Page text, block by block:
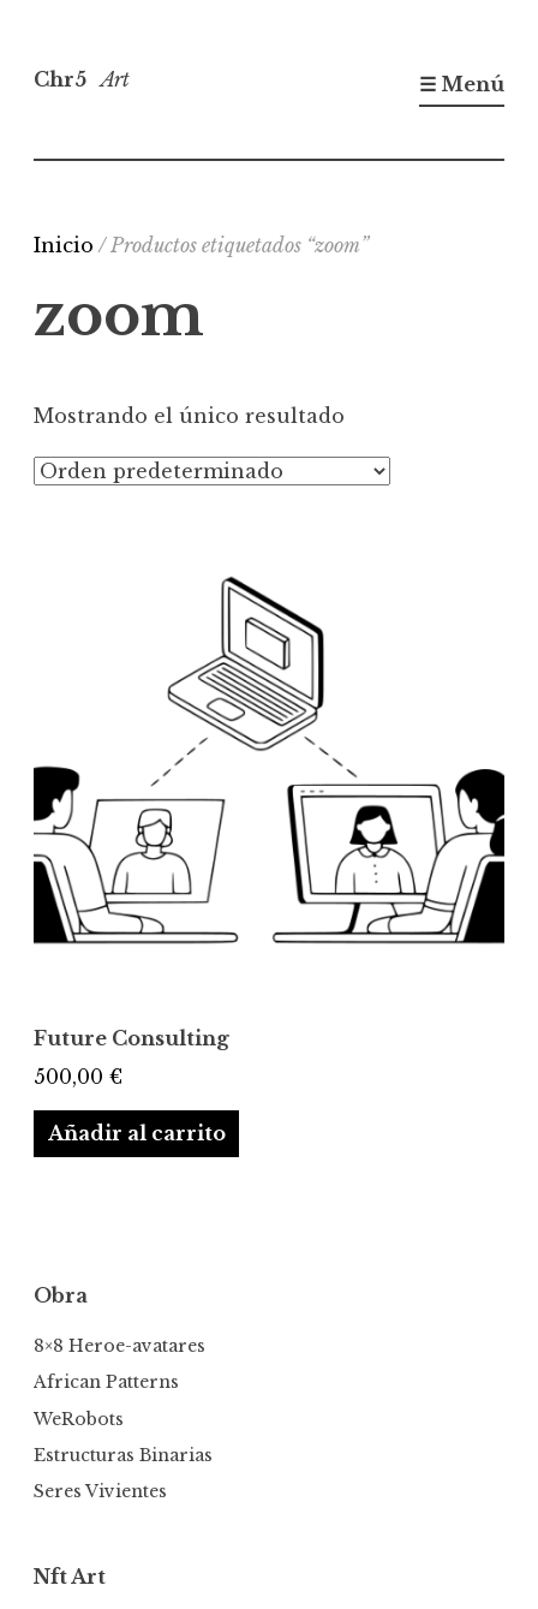
al
Chr5 Art ☰ Menú
Inicio / Productos etiquetados “zoom”
zoom
Mostrando el único resultado
Future Consulting
500,00 €
Añadir al carrito
Obra
8×8 Heroe-avatares
African Patterns
WeRobots
Estructuras Binarias
Seres Vivientes
Nft Art